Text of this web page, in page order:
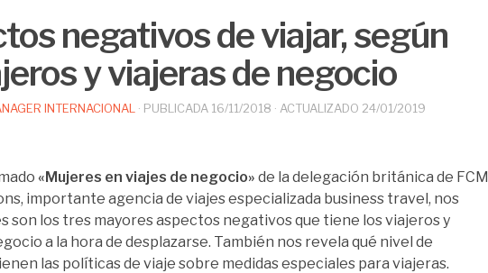
negativos de viajar, según
y viajeras de negocio
INTERNACIONAL · PUBLICADA 16/11/2018 · ACTUALIZADO 24/01/2019
«Mujeres en viajes de negocio» de la delegación británica de FCM
importante agencia de viajes especializada business travel, nos
son los tres mayores aspectos negativos que tiene los viajeros y
a la hora de desplazarse. También nos revela qué nivel de
las políticas de viaje sobre medidas especiales para viajeras.